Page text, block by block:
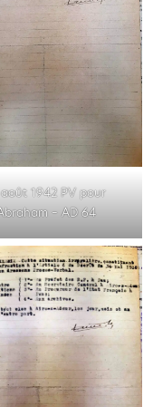
août 1942 PV pour
– AD 64